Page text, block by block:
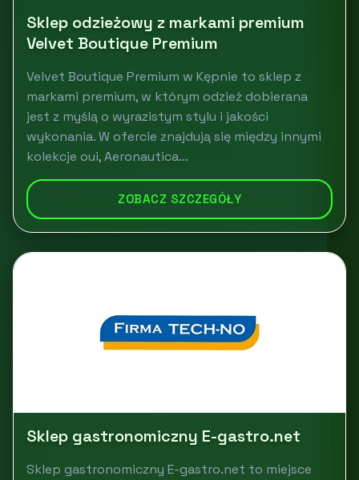
Sklep odzieżowy z markami premium
Velvet Boutique Premium
Velvet Boutique Premium w Kępnie to sklep z
markami premium, w którym odzież dobierana
jest z myślą o wyrazistym stylu i jakości
wykonania. W ofercie znajdują się między innymi
kolekcje oui, Aeronautica...
ZOBACZ SZCZEGÓŁY
Sklep gastronomiczny E-gastro.net
Sklep gastronomiczny E-gastro.net to miejsce